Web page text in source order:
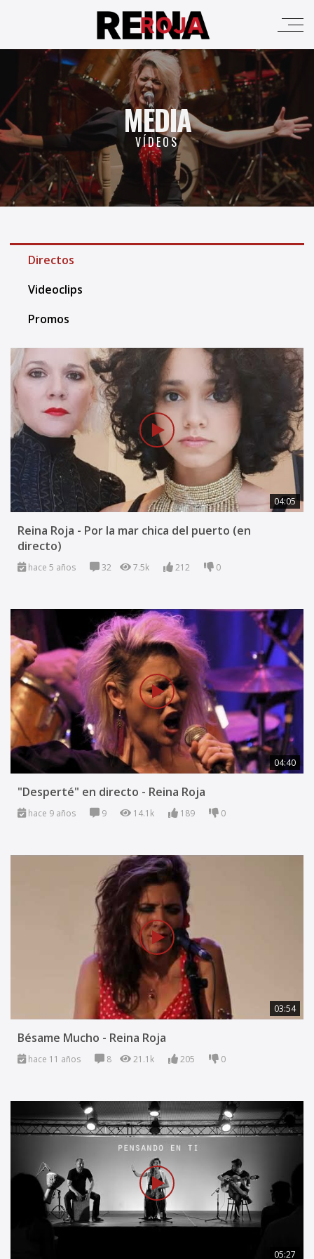
MEDIA
VÍDEOS
Directos
Videoclips
Promos
04:05
Reina Roja - Por la mar chica del puerto (en
directo)
hace 5 años 32 7.5k 212 0
04:40
"Desperté" en directo - Reina Roja
hace 9 años 9 14.1k 189 0
03:54
Bésame Mucho - Reina Roja
hace 11 años 8 21.1k 205 0
05:27